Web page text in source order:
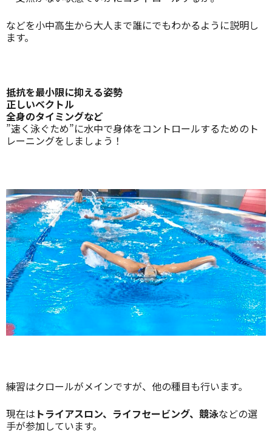
などを小中高生から大人まで誰にでもわかるように説明し
ます。
抵抗を最小限に抑える姿勢
正しいベクトル
全身のタイミングなど
”速く泳ぐため”に水中で身体をコントロールするためのト
レーニングをしましょう！
練習はクロールがメインですが、他の種目も行います。
現在は トライアスロン、ライフセービング、競泳などの選
手が参加しています。